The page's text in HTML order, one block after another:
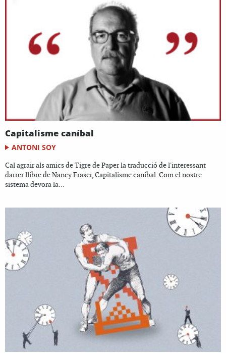
Capitalisme caníbal
ANTONI SOY
Cal agrair als amics de Tigre de Paper la traducció de l'interessant
darrer llibre de Nancy Fraser, Capitalisme caníbal. Com el nostre
sistema devora la...